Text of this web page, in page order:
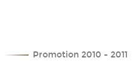
Promotion 2010 - 2011